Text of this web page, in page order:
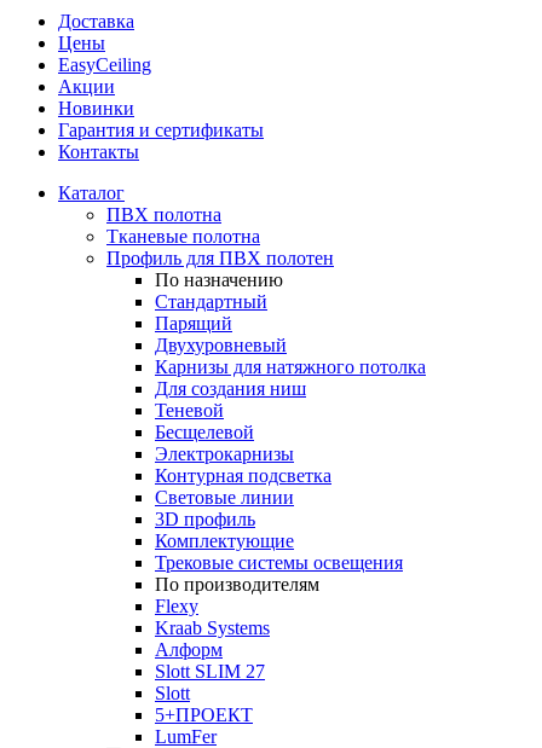
Доставка
Цены
EasyCeiling
Акции
Новинки
Гарантия и сертификаты
Контакты
Каталог
ПВХ полотна
Тканевые полотна
Профиль для ПВХ полотен
По назначению
Стандартный
Парящий
Двухуровневый
Карнизы для натяжного потолка
Для создания ниш
Теневой
Бесщелевой
Электрокарнизы
Контурная подсветка
Световые линии
3D профиль
Комплектующие
Трековые системы освещения
По производителям
Flexy
Kraab Systems
Алформ
Slott SLIM 27
Slott
5+ПРОЕКТ
LumFer